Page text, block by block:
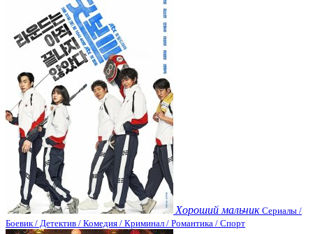
Хороший мальчик Сериалы /
Боевик / Детектив / Комедия / Криминал / Романтика / Спорт